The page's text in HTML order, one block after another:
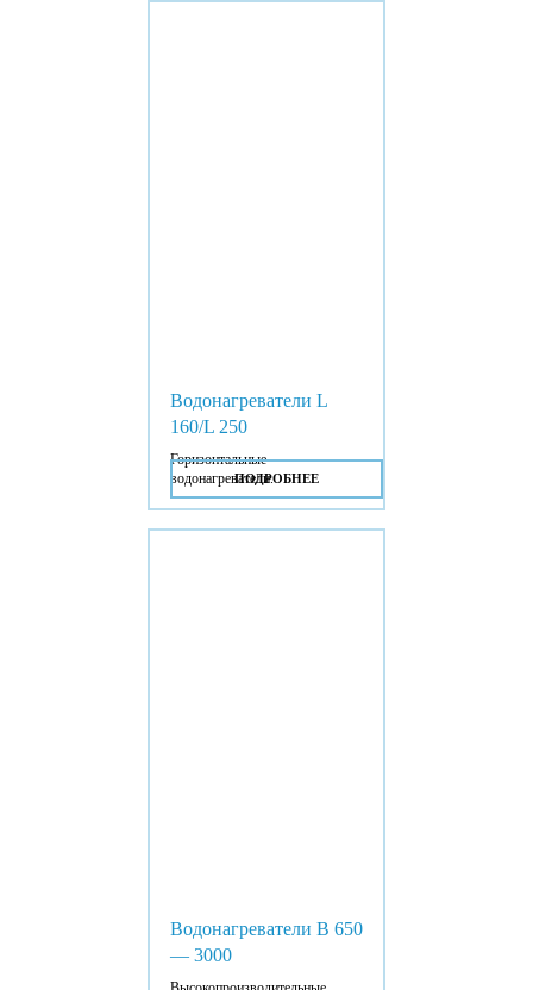
Водонагреватели L
160/L 250
Горизонтальные
водонагреватели.ПОДРОБНЕЕ
Водонагреватели B 650
— 3000